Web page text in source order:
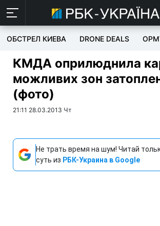
ОБСТРЕЛ КИЕВА DRONE DEALS
КМДА оприлюднила
можливих зон
(фото)
21:11 28.03.2013 Чт
Не трать время на шум! Читай
суть из РБК-Украина в Google